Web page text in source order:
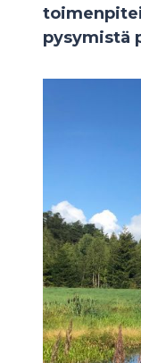
pysymistä